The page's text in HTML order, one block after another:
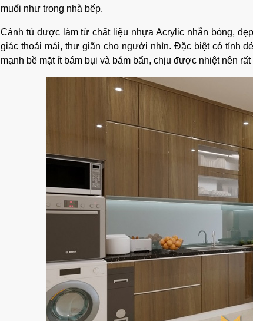
muối như trong nhà bếp.
Cánh tủ được làm từ chất liệu nhựa Acrylic nhẵn bóng,
giác thoải mái, thư giãn cho người nhìn. Đặc biệt có tính
mạnh bề mặt ít bám bụi và bám bẩn, chịu được nhiệt nên